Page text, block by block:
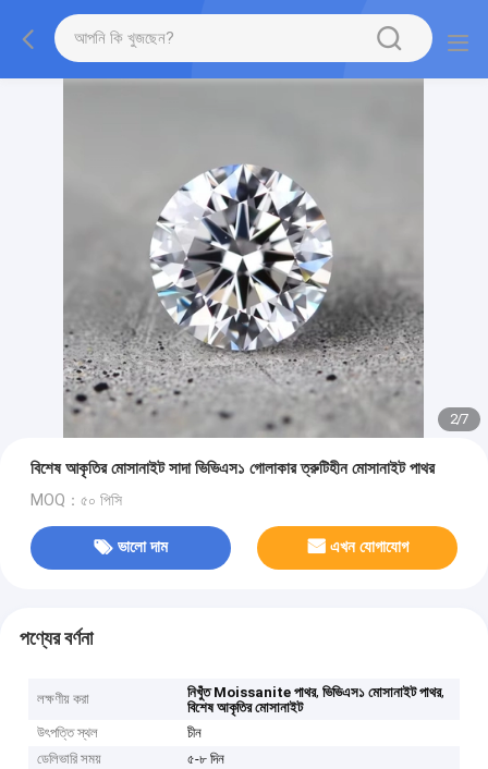
2/7
বিশেষ আকৃতির মোসানাইট সাদা ভিভিএস১ গোলাকার ত্রুটিহীন মোসানাইট পাথর
MOQ：৫০ পিসি
ভালো দাম এখন যোগাযোগ
পণ্যের বর্ণনা
লক্ষণীয় করা নিখুঁত Moissanite পাথর,ভিভিএস১ মোসানাইট পাথর,
বিশেষ আকৃতির মোসানাইট
উৎপত্তি স্থল
চীন
ডেলিভারি সময়
৫-৮ দিন